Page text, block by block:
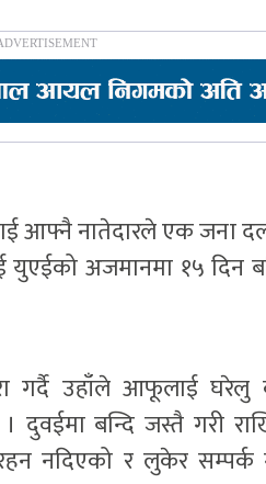
आफ्नै नातेदारले एक जना
युएईको अजमानमा १५ दिन
गर्दै उहाँले आफूलाई घरेलु
दुवईमा बन्दि जस्तै गरी
नदिएको र लुकेर सम्पर्क